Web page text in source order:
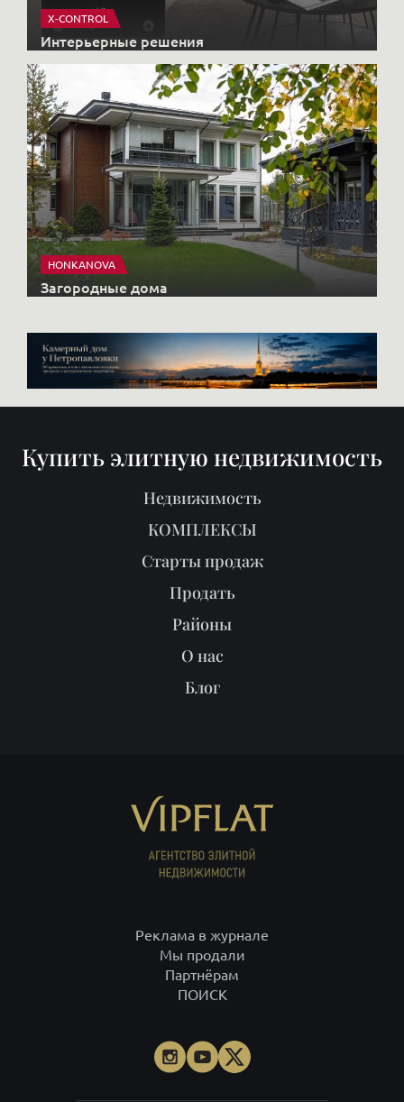
X-CONTROL
Интерьерные решения
HONKANOVA
Загородные дома
Купить элитную недвижимость
Недвижимость
КОМПЛЕКСЫ
Старты продаж
Продать
Районы
О нас
Блог
Реклама в журнале
Мы продали
Партнёрам
ПОИСК